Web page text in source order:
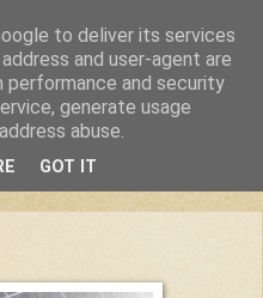
para soñar
to deliver its services
and user-agent are
performance and security
generate usage
abuse.
GOT IT